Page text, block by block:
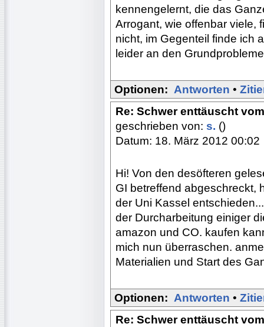
kennengelernt, die das
Arrogant, wie offenbar viele,
nicht, im Gegenteil finde ich
leider an den
Optionen: Antworten •
Re: Schwer enttäuscht
geschrieben von: s. ()
Datum: 18. März 2012 00:02
Hi! Von den desöfteren
GI betreffend abgeschreckt,
der Uni Kassel
der Durcharbeitung einiger
amazon und CO. kaufen
mich nun überraschen.
Materialien und Start des
Optionen: Antworten •
Re: Schwer enttäuscht